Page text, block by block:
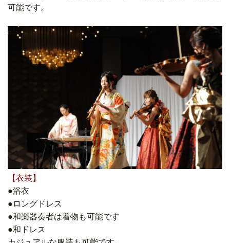
可能です。
【衣装】
●浴衣
●ロングドレス
●和楽器奏者は着物も可能です
●和ドレス